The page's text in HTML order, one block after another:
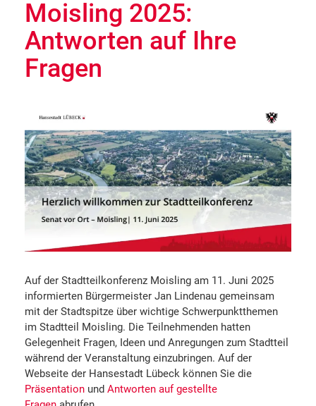
Moisling 2025:
Antworten auf Ihre
Fragen
Auf der Stadtteilkonferenz Moisling am 11. Juni 2025
informierten Bürgermeister Jan Lindenau gemeinsam
mit der Stadtspitze über wichtige Schwerpunktthemen
im Stadtteil Moisling. Die Teilnehmenden hatten
Gelegenheit Fragen, Ideen und Anregungen zum Stadtteil
während der Veranstaltung einzubringen. Auf der
Webseite der Hansestadt Lübeck können Sie die
Präsentation und Antworten auf gestellte